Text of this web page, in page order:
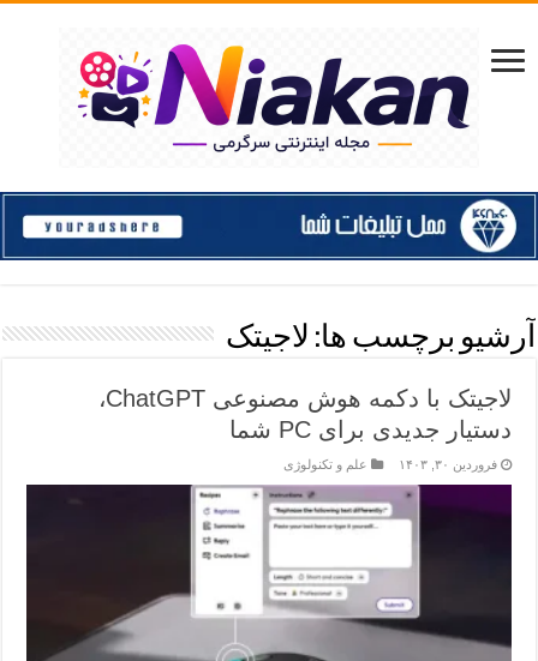
آرشیو برچسب ها: لاجیتک
لاجیتک با دکمه هوش مصنوعی ChatGPT،
دستیار جدیدی برای PC شما
فروردین ۳۰, ۱۴۰۳ علم و تکنولوژی